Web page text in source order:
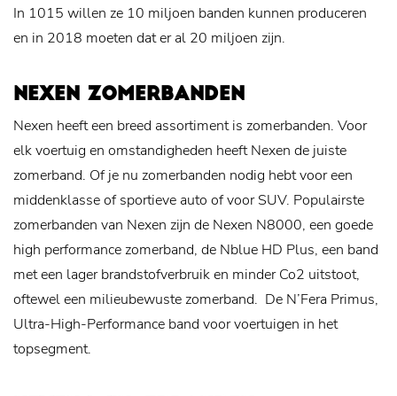
In 1015 willen ze 10 miljoen banden kunnen produceren
en in 2018 moeten dat er al 20 miljoen zijn.
NEXEN ZOMERBANDEN
Nexen heeft een breed assortiment is zomerbanden. Voor
elk voertuig en omstandigheden heeft Nexen de juiste
zomerband. Of je nu zomerbanden nodig hebt voor een
middenklasse of sportieve auto of voor SUV. Populairste
zomerbanden van Nexen zijn de Nexen N8000, een goede
high performance zomerband, de Nblue HD Plus, een band
met een lager brandstofverbruik en minder Co2 uitstoot,
oftewel een milieubewuste zomerband. De N’Fera Primus,
Ultra-High-Performance band voor voertuigen in het
topsegment.